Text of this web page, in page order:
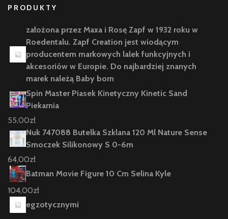
PRODUKTY
założona przez Maxa i Rosę Zapf w 1932 roku w
Roedentalu. Zapf Creation jest wiodącym
producentem markowych lalek funkcyjnych i
akcesoriów w Europie. Do najbardziej znanych
marek należą Baby born
Spin Master Piasek Kinetyczny Kinetic Sand
Piekarnia
55,00zł
Nuk 747088 Butelka Szklana 120 Ml Nature Sense
Smoczek Silikonowy S 0-6m
64,00zł
Batman Movie Figure 10 Cm Selina Kyle
104,00zł
egzotycznymi